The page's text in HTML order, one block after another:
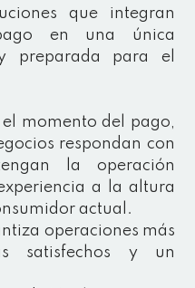
que integran
en una única
preparada para el
momento del pago,
respondan con
la operación
a la altura
actual.
operaciones más
satisfechos y un